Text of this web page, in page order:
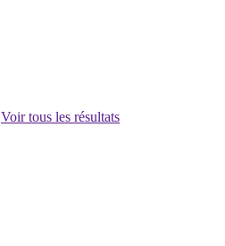
Voir tous les résultats